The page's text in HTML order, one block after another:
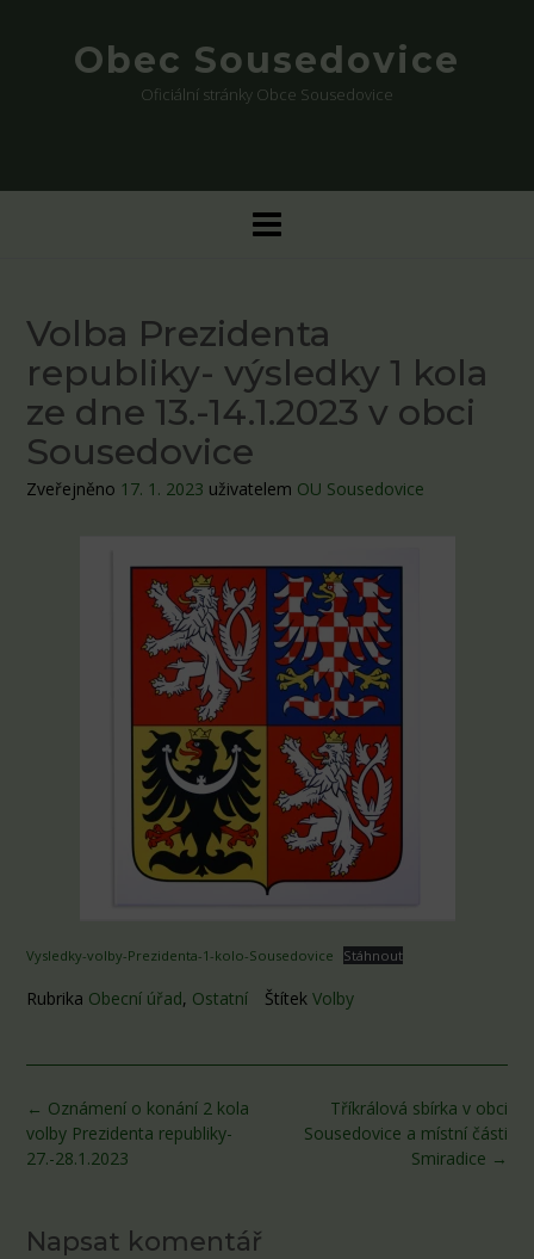
Obec Sousedovice
Oficiální stránky Obce Sousedovice
Volba Prezidenta
republiky- výsledky 1 kola
ze dne 13.-14.1.2023 v obci
Sousedovice
Zveřejněno 17. 1. 2023 uživatelem OU Sousedovice
Vysledky-volby-Prezidenta-1-kolo-Sousedovice Stáhnout
Rubrika Obecní úřad, Ostatní Štítek Volby
Post
navigation
Tříkrálová sbírka v obci
Sousedovice a místní části
Smiradice →
← Oznámení o konání 2 kola
volby Prezidenta republiky-
27.-28.1.2023
Napsat komentář